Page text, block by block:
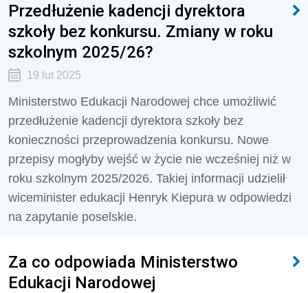
Przedłużenie kadencji dyrektora
szkoły bez konkursu. Zmiany w roku
szkolnym 2025/26?
19 lut 2025
Ministerstwo Edukacji Narodowej chce umożliwić
przedłużenie kadencji dyrektora szkoły bez
konieczności przeprowadzenia konkursu. Nowe
przepisy mogłyby wejść w życie nie wcześniej niż w
roku szkolnym 2025/2026. Takiej informacji udzielił
wiceminister edukacji Henryk Kiepura w odpowiedzi
na zapytanie poselskie.
Za co odpowiada Ministerstwo
Edukacji Narodowej